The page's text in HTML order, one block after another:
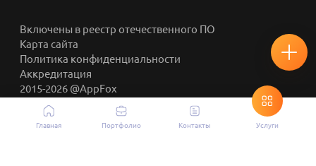
2015-2026 @AppFox
Аккредитация
Политика конфиденциальности
Карта сайта
Включены в реестр отечественного ПО
Главная Портфолио Контакты Услуги